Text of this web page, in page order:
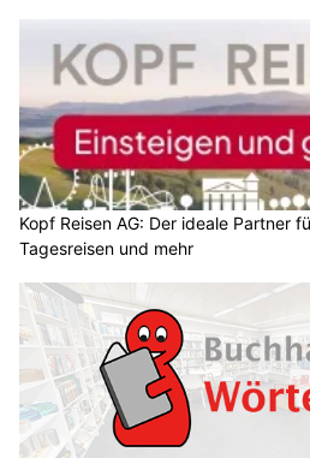
Kopf Reisen AG: Der ideale Partner
Tagesreisen und mehr